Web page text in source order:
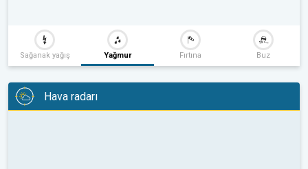
Sağanak yağış Yağmur Fırtına Buz
Hava radarı